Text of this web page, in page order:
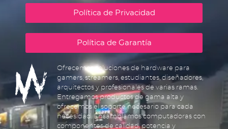
Política de Privacidad
Política de Garantía
Ofrecemos soluciones de hardware para
gamers, streamers, estudiantes, diseñadores,
arquitectos y profesionales de varias ramas.
Entregamos productos de gama alta y
ofrecemos el soporte necesario para cada
necesidad. Ensamblamos computadoras con
componentes de calidad, potencia y